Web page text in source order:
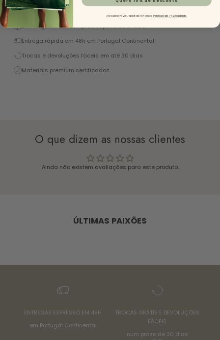
Excelente 4,9/5 (+1450 Reviews)
Envios grátis em compras superiores a 130€
Entrega rápida em 48h em Portugal Continental
Trocas e devoluções fáceis em até 30 dias
Materiais premium certificados
O que dizem as nossas clientes
Ainda não existem avaliações para este produto.
ÚLTIMAS PAIXÕES
ENTREGAS EXPRESSO EM 48H
em Portugal Continental
TROCAS GRÁTIS E DEVOLUÇÕES
FÁCEIS
num prazo de 30 dias
Ao subscrever, aceitas a nossa Política de Privacidade.